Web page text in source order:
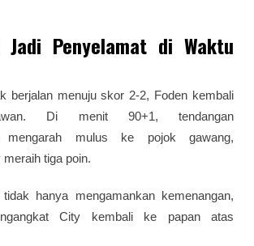
Jadi Penyelamat di Waktu
berjalan menuju skor 2-2, Foden kembali
Di menit 90+1, tendangan
mengarah mulus ke pojok gawang,
tiga poin.
hanya mengamankan kemenangan,
City kembali ke papan atas